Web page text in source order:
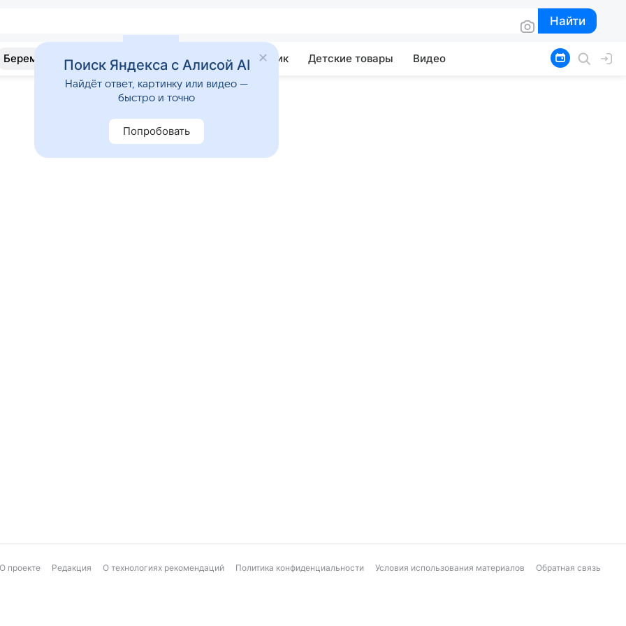
Найти
Найти
Беременность Развитие Почемучка Учебник Детские товары Видео
О проекте Редакция О технологиях рекомендаций Политика конфиденциальности Условия использования материалов Обратная связь
Поиск Яндекса с Алисой AI
Найдёт ответ, картинку или видео —
быстро и точно
Попробовать